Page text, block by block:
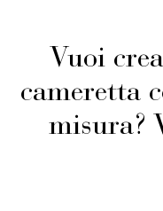
Vuoi
cameretta
misura?